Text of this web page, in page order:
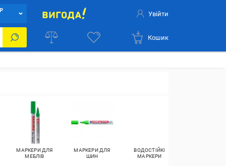
Увійти
Кошик
МАРКЕРИ ДЛЯ
МЕБЛІВ
МАРКЕРИ ДЛЯ
ШИН
ВОДОСТІЙКІ
МАРКЕРИ